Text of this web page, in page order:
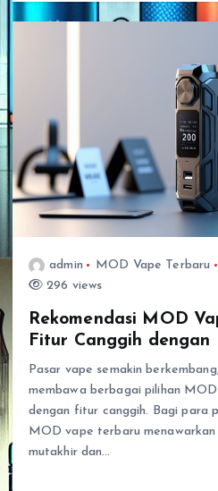
admin MOD Vape Terbaru
296 views
Rekomendasi MOD
Fitur Canggih
Pasar vape semakin
membawa berbagai pilihan
dengan fitur canggih. Bagi para
MOD vape terbaru
mutakhir dan…